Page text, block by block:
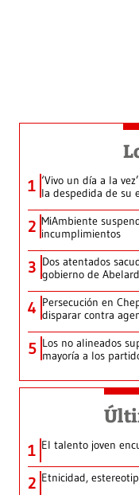
1 ‘Vivo un día a la
la despedida de su
2 MiAmbiente
incumplimientos
3 Dos atentados
gobierno de
4 Persecución en
disparar contra
5 Los no alineados
mayoría a los
1 El talento joven
2 Etnicidad,